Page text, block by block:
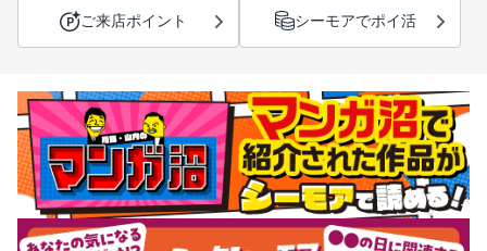
ご来店ポイント シーモアでポイ活